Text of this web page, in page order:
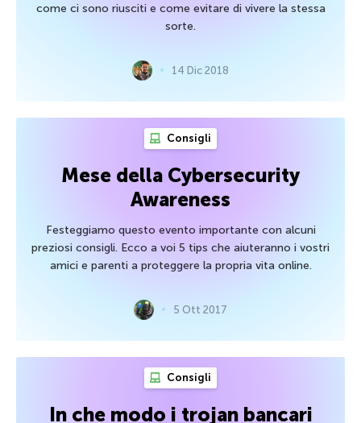
come ci sono riusciti e come evitare di vivere la stessa
sorte.
14 Dic 2018
Consigli
Mese della Cybersecurity
Awareness
Festeggiamo questo evento importante con alcuni
preziosi consigli. Ecco a voi 5 tips che aiuteranno i vostri
amici e parenti a proteggere la propria vita online.
5 Ott 2017
Consigli
In che modo i trojan bancari